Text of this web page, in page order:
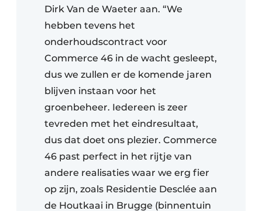
Dirk Van de Waeter aan. “We
hebben tevens het
onderhoudscontract voor
Commerce 46 in de wacht gesleept,
dus we zullen er de komende jaren
blijven instaan voor het
groenbeheer. Iedereen is zeer
tevreden met het eindresultaat,
dus dat doet ons plezier. Commerce
46 past perfect in het rijtje van
andere realisaties waar we erg fier
op zijn, zoals Residentie Desclée aan
de Houtkaai in Brugge (binnentuin